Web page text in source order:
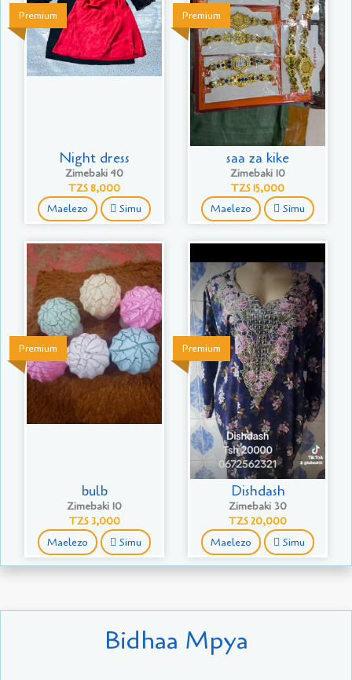
Premium
Night dress
Zimebaki 40
TZS 8,000
Maelezo Simu
Premium
saa za kike
Zimebaki 10
TZS 15,000
Maelezo Simu
Premium
bulb
Zimebaki 10
TZS 3,000
Maelezo Simu
Premium
Dishdash
Zimebaki 30
TZS 20,000
Maelezo Simu
Bidhaa Mpya